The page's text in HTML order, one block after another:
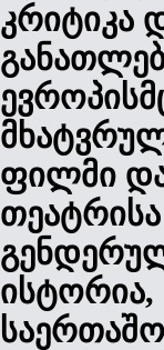
კრიტიკა
ფილმი
თეატრისა
ისტორია,